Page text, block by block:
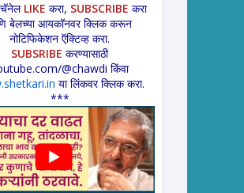
LIKE करा, SUBSCRIBE करा
बेलच्या आयकॉनवर क्लिक करून
नोटिफिकेशन ऍक्टिव्ह करा.
SUBSRIBE करण्यासाठी
@chawdi किंवा
या लिंकवर क्लिक करा.
***